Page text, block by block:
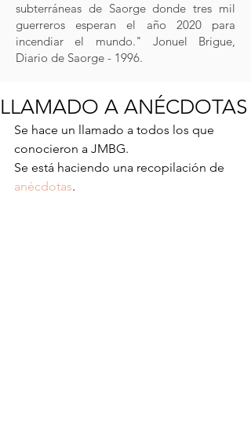
subterráneas de Saorge donde tres mil
guerreros esperan el año 2020 para
incendiar el mundo." Jonuel Brigue,
Diario de Saorge - 1996.
LLAMADO A ANÉCDOTAS
Se hace un llamado a todos los que
conocieron a JMBG.
Se está haciendo una recopilación de
anécdotas.